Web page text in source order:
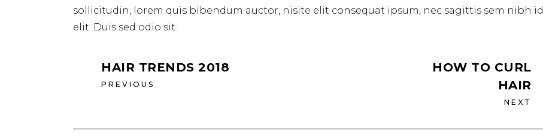
sollicitudin, lorem quis bibendum auctor, nisite elit consequat ipsum, nec sagittis sem nibh id
elit. Duis sed odio sit.
HAIR TRENDS 2018
PREVIOUS
HOW TO CURL
HAIR
NEXT